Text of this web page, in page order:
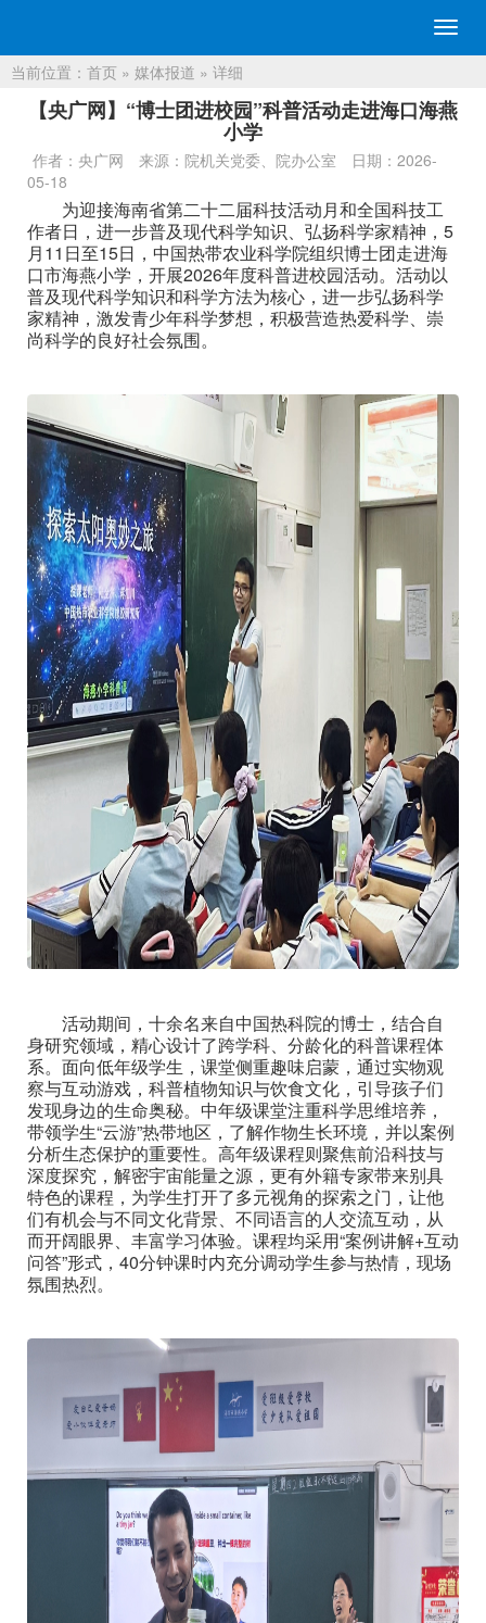
切
换
航
当前位置： 首页 » 媒体报道 » 详细
【央广网】“博士团进校园”科普活动走进海口海燕
小学
作者：央广网 来源：院机关党委、院办公室
日期：2026-
05-18
为迎接海南省第二十二届科技活动月和全国科技工
作者日，进一步普及现代科学知识、弘扬科学家精神，5
月11日至15日，中国热带农业科学院组织博士团走进海
口市海燕小学，开展2026年度科普进校园活动。活动以
普及现代科学知识和科学方法为核心，进一步弘扬科学
家精神，激发青少年科学梦想，积极营造热爱科学、崇
尚科学的良好社会氛围。
活动期间，十余名来自中国热科院的博士，结合自
身研究领域，精心设计了跨学科、分龄化的科普课程体
系。面向低年级学生，课堂侧重趣味启蒙，通过实物观
察与互动游戏，科普植物知识与饮食文化，引导孩子们
发现身边的生命奥秘。中年级课堂注重科学思维培养，
带领学生“云游”热带地区，了解作物生长环境，并以案例
分析生态保护的重要性。高年级课程则聚焦前沿科技与
深度探究，解密宇宙能量之源，更有外籍专家带来别具
特色的课程，为学生打开了多元视角的探索之门，让他
们有机会与不同文化背景、不同语言的人交流互动，从
而开阔眼界、丰富学习体验。课程均采用“案例讲解+互动
问答”形式，40分钟课时内充分调动学生参与热情，现场
氛围热烈。